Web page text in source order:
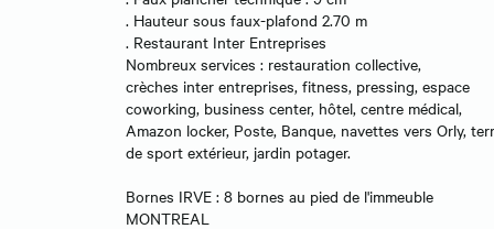
. Hauteur sous faux-plafond 2.70 m
. Restaurant Inter Entreprises
Nombreux services : restauration collective,
crèches inter entreprises, fitness, pressing, espace
coworking, business center, hôtel, centre médical,
Amazon locker, Poste, Banque, navettes vers Orly,
de sport extérieur, jardin potager.
Bornes IRVE : 8 bornes au pied de l'immeuble
MONTREAL